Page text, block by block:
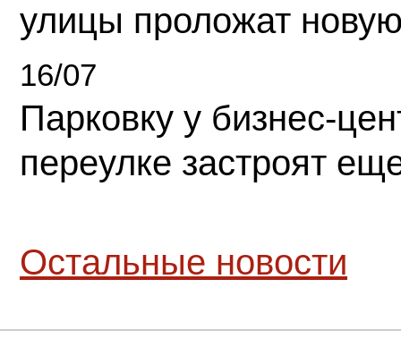
улицы проложат
16/07
Парковку у бизнес-
переулке застроят
Остальные новости